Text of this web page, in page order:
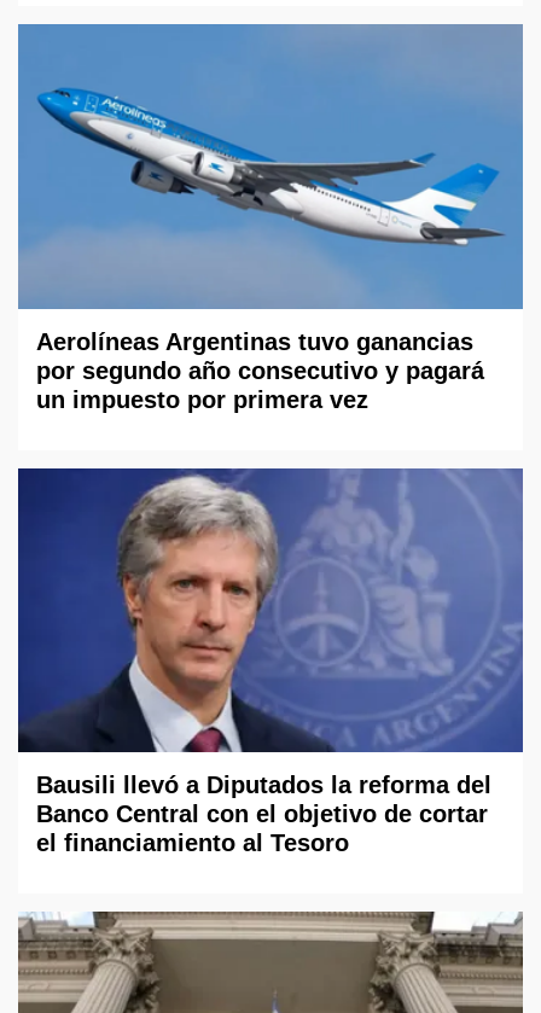
Aerolíneas Argentinas tuvo ganancias
por segundo año consecutivo y pagará
un impuesto por primera vez
Bausili llevó a Diputados la reforma del
Banco Central con el objetivo de cortar
el financiamiento al Tesoro